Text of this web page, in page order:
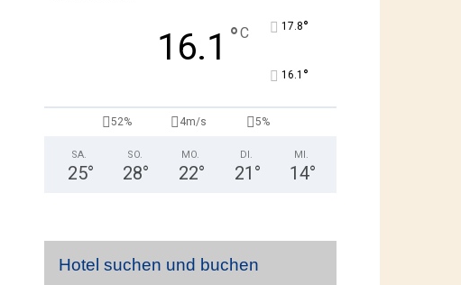
16.1 °C 17.8°
16.1 °
52% 4m/s 5%
SA.
25°
SO.
28°
MO.
22°
DI.
21 °
MI.
14°
Hotel suchen und buchen